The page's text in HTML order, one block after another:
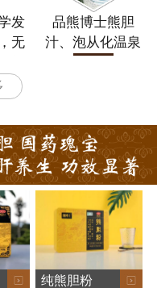
发
无
品熊博士熊胆
汁、泡从化温泉
纯熊胆粉